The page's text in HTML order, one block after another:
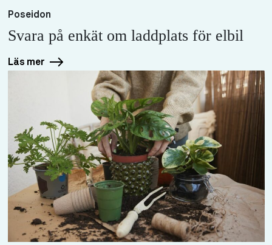
Poseidon
Svara på enkät om laddplats för elbil
Läs mer